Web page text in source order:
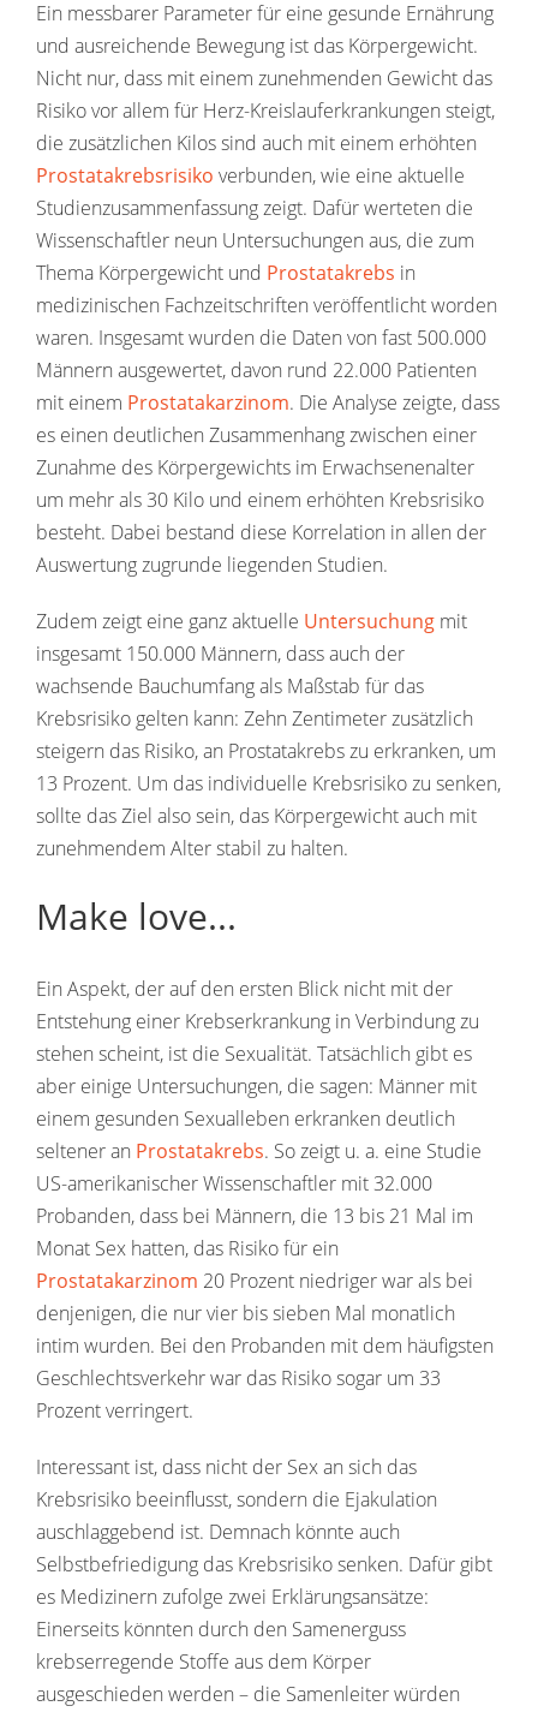
Ein messbarer Parameter für eine gesunde Ernährung
und ausreichende Bewegung ist das Körpergewicht.
Nicht nur, dass mit einem zunehmenden Gewicht das
Risiko vor allem für Herz-Kreislauferkrankungen steigt,
die zusätzlichen Kilos sind auch mit einem erhöhten
Prostatakrebsrisiko verbunden, wie eine aktuelle
Studienzusammenfassung zeigt. Dafür werteten die
Wissenschaftler neun Untersuchungen aus, die zum
Thema Körpergewicht und Prostatakrebs in
medizinischen Fachzeitschriften veröffentlicht worden
waren. Insgesamt wurden die Daten von fast 500.000
Männern ausgewertet, davon rund 22.000 Patienten
mit einem Prostatakarzinom. Die Analyse zeigte, dass
es einen deutlichen Zusammenhang zwischen einer
Zunahme des Körpergewichts im Erwachsenenalter
um mehr als 30 Kilo und einem erhöhten Krebsrisiko
besteht. Dabei bestand diese Korrelation in allen der
Auswertung zugrunde liegenden Studien.
Zudem zeigt eine ganz aktuelle Untersuchung mit
insgesamt 150.000 Männern, dass auch der
wachsende Bauchumfang als Maßstab für das
Krebsrisiko gelten kann: Zehn Zentimeter zusätzlich
steigern das Risiko, an Prostatakrebs zu erkranken, um
13 Prozent. Um das individuelle Krebsrisiko zu senken,
sollte das Ziel also sein, das Körpergewicht auch mit
zunehmendem Alter stabil zu halten.
Make love...
Ein Aspekt, der auf den ersten Blick nicht mit der
Entstehung einer Krebserkrankung in Verbindung zu
stehen scheint, ist die Sexualität. Tatsächlich gibt es
aber einige Untersuchungen, die sagen: Männer mit
einem gesunden Sexualleben erkranken deutlich
seltener an Prostatakrebs. So zeigt u. a. eine Studie
US-amerikanischer Wissenschaftler mit 32.000
Probanden, dass bei Männern, die 13 bis 21 Mal im
Monat Sex hatten, das Risiko für ein
Prostatakarzinom 20 Prozent niedriger war als bei
denjenigen, die nur vier bis sieben Mal monatlich
intim wurden. Bei den Probanden mit dem häufigsten
Geschlechtsverkehr war das Risiko sogar um 33
Prozent verringert.
Interessant ist, dass nicht der Sex an sich das
Krebsrisiko beeinflusst, sondern die Ejakulation
auschlaggebend ist. Demnach könnte auch
Selbstbefriedigung das Krebsrisiko senken. Dafür gibt
es Medizinern zufolge zwei Erklärungsansätze:
Einerseits könnten durch den Samenerguss
krebserregende Stoffe aus dem Körper
ausgeschieden werden – die Samenleiter würden